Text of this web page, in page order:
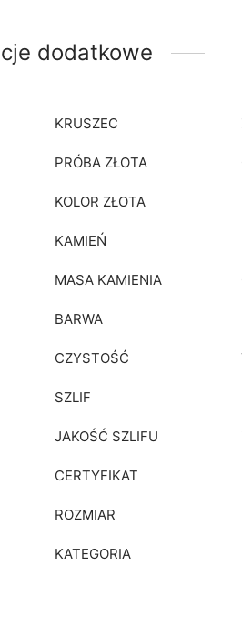
dodatkowe
KRUSZEC
PRÓBA ZŁOTA
KOLOR ZŁOTA
KAMIEŃ
MASA KAMIENIA
BARWA
CZYSTOŚĆ
SZLIF
JAKOŚĆ SZLIFU
CERTYFIKAT
ROZMIAR
KATEGORIA